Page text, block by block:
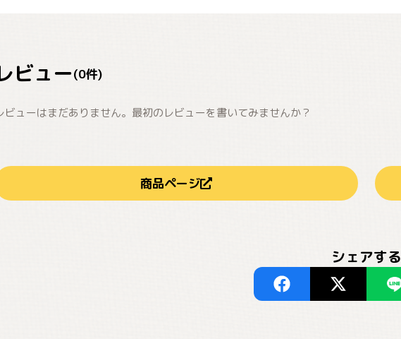
ビュー(0件)
ビューはまだありません。最初のレビューを書いてみませんか？
商品ページ
シェアする